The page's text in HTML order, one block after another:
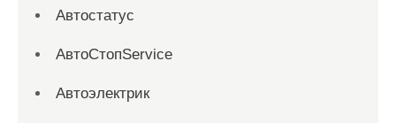
Автостатус
АвтоСтопService
Автоэлектрик